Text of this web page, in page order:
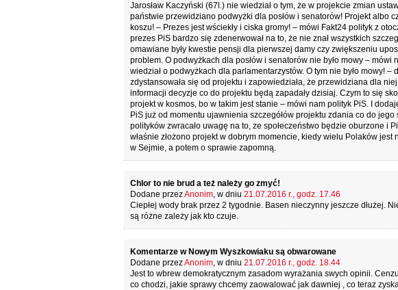
Jarosław Kaczyński (67l.) nie wiedział o tym, że w projekcie zmian
państwie przewidziano podwyżki dla posłów i senatorów! Projekt albo
koszu! – Prezes jest wściekły i ciska gromy! – mówi Fakt24 polityk z
prezes PiS bardzo się zdenerwował na to, że nie znał wszystkich
omawiane były kwestie pensji dla pierwszej damy czy zwiększeniu
problem. O podwyżkach dla posłów i senatorów nie było mowy – mówi
wiedział o podwyżkach dla parlamentarzystów. O tym nie było mowy! –
zdystansowała się od projektu i zapowiedziała, że przewidziana dla
informacji decyzje co do projektu będą zapadały dzisiaj. Czym to się
projekt w kosmos, bo w takim jest stanie – mówi nam polityk PiS. I
PiS już od momentu ujawnienia szczegółów projektu zdania co do
polityków zwracało uwagę na to, ze społeczeństwo będzie oburzone i
właśnie złożono projekt w dobrym momencie, kiedy wielu Polaków
w Sejmie, a potem o sprawie zapomną.
Chlor to nie brud a też należy go zmyć!
Dodane przezAnonim, w dniu 21.07.2016 r., godz. 17.46
Ciepłej wody brak przez 2 tygodnie. Basen nieczynny jeszcze dłużej.
są różne zależy jak kto czuje.
Komentarze w Nowym Wyszkowiaku są obwarowane
Dodane przezAnonim, w dniu 21.07.2016 r., godz. 18.44
Jest to wbrew demokratycznym zasadom wyrażania swych opinii.
co chodzi, jakie sprawy chcemy zaowalować jak dawniej , co teraz